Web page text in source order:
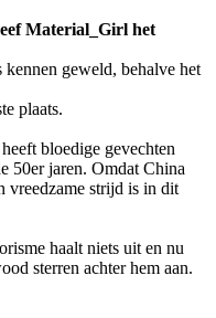
Material_Girl het
geweld, behalve het
plaats.
bloedige gevechten
50er jaren. Omdat China
vreedzame strijd is in dit
haalt niets uit en nu
sterren achter hem aan.